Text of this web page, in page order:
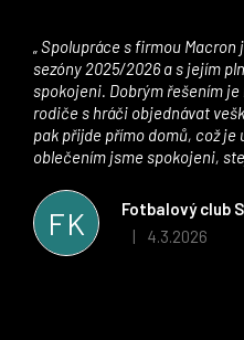
FK
Fotbalový club
Hodnocení
| 4.3.2026
sezóny 2025/2026 a s jejím
spokojeni. Dobrým řešením
rodiče s hráči objednávat
pak přijde přímo domů, což je
oblečením jsme spokojeni,
stran. Věříme, že v tomto
i nadále, nyní už začínáme